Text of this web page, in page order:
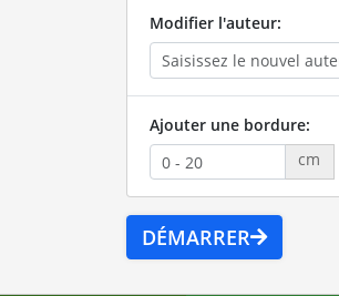
Modifier l'auteur:
Ajouter une bordure:
cm
DÉMARRER